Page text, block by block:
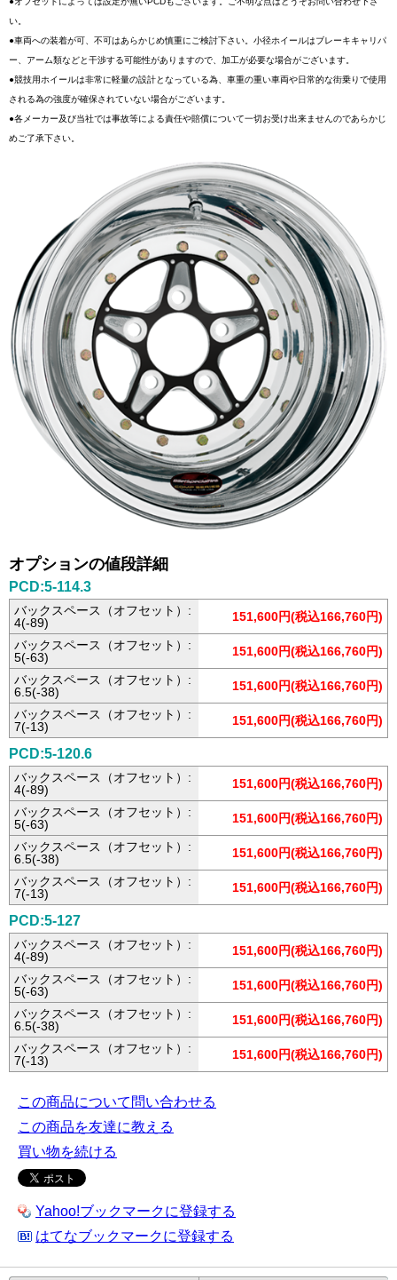
い。
●車両への装着が可、不可はあらかじめ慎重にご検討下さい。小径ホイールはブレーキキャリパ
ー、アーム類などと干渉する可能性がありますので、加工が必要な場合がございます。
●競技用ホイールは非常に軽量の設計となっている為、車重の重い車両や日常的な街乗りで使用
される為の強度が確保されていない場合がございます。
●各メーカー及び当社では事故等による責任や賠償について一切お受け出来ませんのであらかじ
めご了承下さい。
オプションの値段詳細
PCD:5-114.3
バックスペース（オフセット）:
4(-89)
151,600円(税込166,760円)
バックスペース（オフセット）:
5(-63)
151,600円(税込166,760円)
バックスペース（オフセット）:
6.5(-38)
151,600円(税込166,760円)
バックスペース（オフセット）:
7(-13)
151,600円(税込166,760円)
PCD:5-120.6
バックスペース（オフセット）:
4(-89)
151,600円(税込166,760円)
バックスペース（オフセット）:
5(-63)
151,600円(税込166,760円)
バックスペース（オフセット）:
6.5(-38)
151,600円(税込166,760円)
バックスペース（オフセット）:
7(-13)
151,600円(税込166,760円)
PCD:5-127
バックスペース（オフセット）:
4(-89)
151,600円(税込166,760円)
バックスペース（オフセット）:
5(-63)
151,600円(税込166,760円)
バックスペース（オフセット）:
6.5(-38)
151,600円(税込166,760円)
バックスペース（オフセット）:
7(-13)
151,600円(税込166,760円)
この商品について問い合わせる
この商品を友達に教える
買い物を続ける
Yahoo!ブックマークに登録する
はてなブックマークに登録する